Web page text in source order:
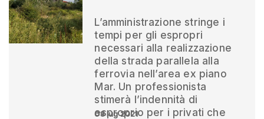
L’amministrazione stringe i
tempi per gli espropri
necessari alla realizzazione
della strada parallela alla
ferrovia nell’area ex piano
Mar. Un professionista
stimerà l’indennità di
esproprio per i privati che
08 lug 2021